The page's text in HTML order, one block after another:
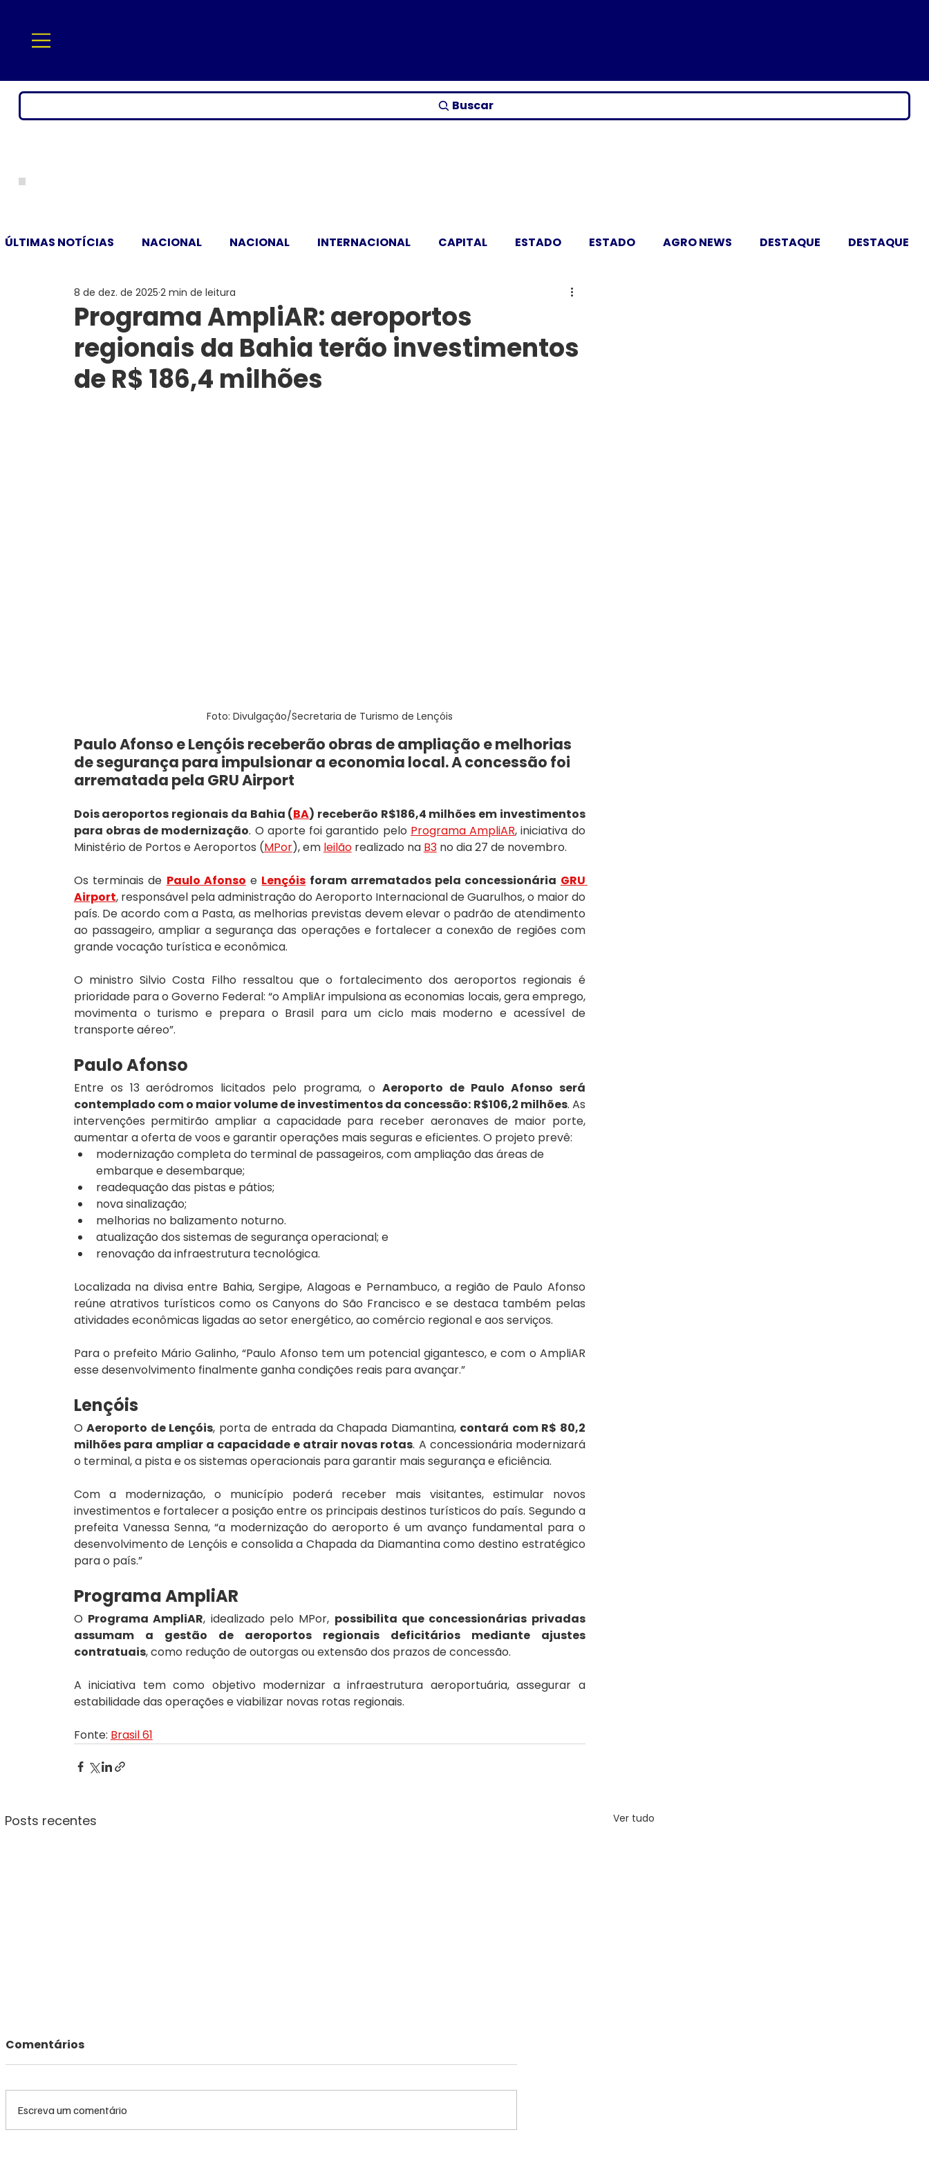
Buscar
ÚLTIMAS NOTÍCIAS NACIONAL NACIONAL INTERNACIONAL CAPITAL ESTADO ESTADO AGRO NEWS DESTAQUE DESTAQUE
Programa AmpliAR: aeroportos
regionais da Bahia terão investimentos
de R$ 186,4 milhões
8 de dez. de 2025 2 min de leitura
Foto: Divulgação/Secretaria de Turismo de Lençóis
Paulo Afonso e Lençóis receberão obras de ampliação e melhorias
de segurança para impulsionar a economia local. A concessão foi
arrematada pela GRU Airport
Dois aeroportos regionais da Bahia (BA) receberão R$186,4 milhões em investimentos
para obras de modernização. O aporte foi garantido pelo Programa AmpliAR, iniciativa do
Ministério de Portos e Aeroportos (MPor), em leilão realizado na B3 no dia 27 de novembro.
Os terminais de Paulo Afonso e Lençóis foram arrematados pela concessionária GRU
Airport, responsável pela administração do Aeroporto Internacional de Guarulhos, o maior do
país. De acordo com a Pasta, as melhorias previstas devem elevar o padrão de atendimento
ao passageiro, ampliar a segurança das operações e fortalecer a conexão de regiões com
grande vocação turística e econômica.
O ministro Silvio Costa Filho ressaltou que o fortalecimento dos aeroportos regionais é
prioridade para o Governo Federal: “o AmpliAr impulsiona as economias locais, gera emprego,
movimenta o turismo e prepara o Brasil para um ciclo mais moderno e acessível de
transporte aéreo”.
Paulo Afonso
Entre os 13 aeródromos licitados pelo programa, o Aeroporto de Paulo Afonso será
contemplado com o maior volume de investimentos da concessão: R$106,2 milhões. As
intervenções permitirão ampliar a capacidade para receber aeronaves de maior porte,
aumentar a oferta de voos e garantir operações mais seguras e eficientes. O projeto prevê:
modernização completa do terminal de passageiros, com ampliação das áreas de
embarque e desembarque;
readequação das pistas e pátios;
nova sinalização;
melhorias no balizamento noturno.
atualização dos sistemas de segurança operacional; e
renovação da infraestrutura tecnológica.
Localizada na divisa entre Bahia, Sergipe, Alagoas e Pernambuco, a região de Paulo Afonso
reúne atrativos turísticos como os Canyons do São Francisco e se destaca também pelas
atividades econômicas ligadas ao setor energético, ao comércio regional e aos serviços.
Para o prefeito Mário Galinho, “Paulo Afonso tem um potencial gigantesco, e com o AmpliAR
esse desenvolvimento finalmente ganha condições reais para avançar.”
Lençóis
O Aeroporto de Lençóis, porta de entrada da Chapada Diamantina, contará com R$ 80,2
milhões para ampliar a capacidade e atrair novas rotas. A concessionária modernizará
o terminal, a pista e os sistemas operacionais para garantir mais segurança e eficiência.
Com a modernização, o município poderá receber mais visitantes, estimular novos
investimentos e fortalecer a posição entre os principais destinos turísticos do país. Segundo a
prefeita Vanessa Senna, “a modernização do aeroporto é um avanço fundamental para o
desenvolvimento de Lençóis e consolida a Chapada da Diamantina como destino estratégico
para o país.”
Programa AmpliAR
O Programa AmpliAR, idealizado pelo MPor, possibilita que concessionárias privadas
assumam a gestão de aeroportos regionais deficitários mediante ajustes
contratuais, como redução de outorgas ou extensão dos prazos de concessão.
A iniciativa tem como objetivo modernizar a infraestrutura aeroportuária, assegurar a
estabilidade das operações e viabilizar novas rotas regionais.
Fonte: Brasil 61
Posts recentes Ver tudo
Comentários
Escreva um comentário